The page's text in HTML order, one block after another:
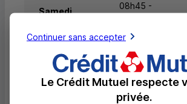
Samedi
08h45 -
Dimanche Fermé
Continuer sans accepter
Le Crédit Mutuel respecte
privée.